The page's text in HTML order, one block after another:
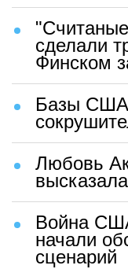
сделали
Финском
Базы США
Любовь
Война
начали
сценарий